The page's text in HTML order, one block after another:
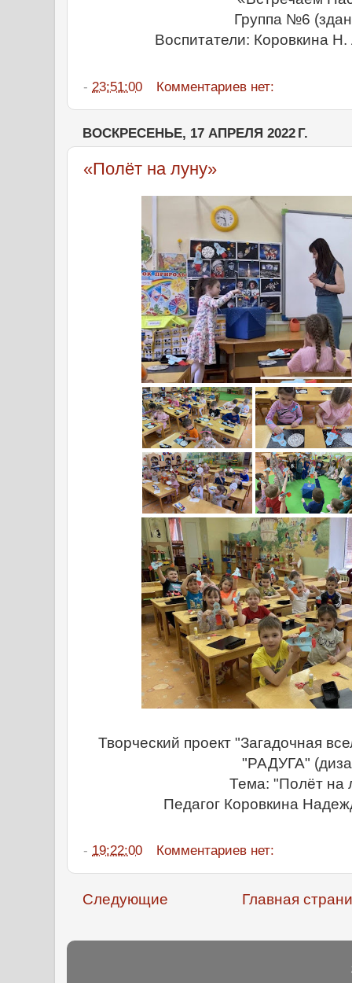
Группа №6
Воспитатели: Коровкина
- 23:51:00 Комментариев нет:
ВОСКРЕСЕНЬЕ, 17 АПРЕЛЯ 2022 Г.
«Полёт на луну»
Творческий проект "Загадочная
"РАДУГА"
Тема: "Полёт на
Педагог Коровкина
- 19:22:00 Комментариев нет:
Следующие Главная